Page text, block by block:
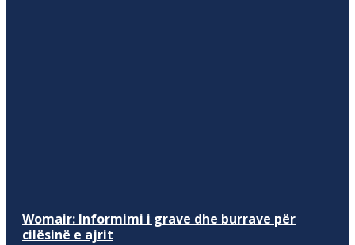
Womair: Informimi i grave dhe burrave për
cilësinë e ajrit